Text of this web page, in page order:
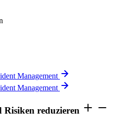
Management
Management
Risiken reduzieren